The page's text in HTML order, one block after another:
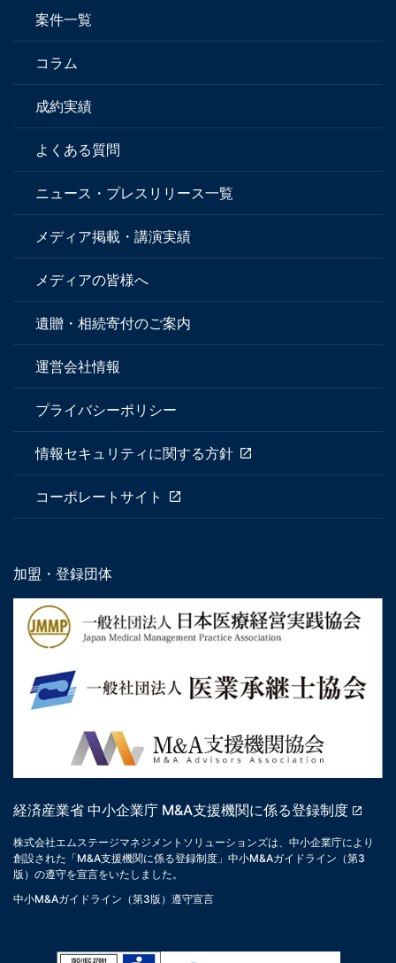
案件一覧
コラム
成約実績
よくある質問
ニュース・プレスリリース一覧
メディア掲載・講演実績
メディアの皆様へ
遺贈・相続寄付のご案内
運営会社情報
プライバシーポリシー
情報セキュリティに関する方針
コーポレートサイト
加盟・登録団体
経済産業省 中小企業庁 M&A支援機関に係る登録制度
株式会社エムステージマネジメントソリューションズは、中小企業庁により
創設された「M&A支援機関に係る登録制度」中小M&Aガイドライン（第3
版）の遵守を宣言をいたしました。
中小M&Aガイドライン（第3版）遵守宣言